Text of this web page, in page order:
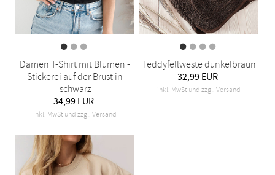
Damen T-Shirt mit Blumen -
Stickerei auf der Brust in
schwarz
34,99 EUR
inkl. MwSt und zzgl. Versand
Teddyfellweste dunkelbraun
32,99 EUR
inkl. MwSt und zzgl. Versand